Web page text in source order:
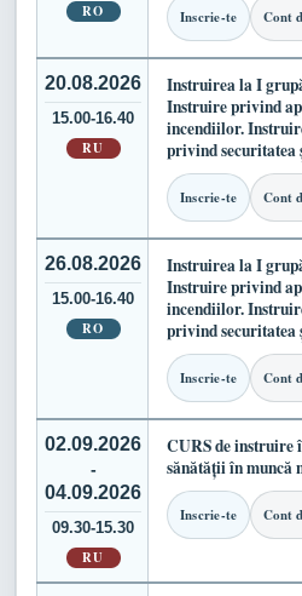
RO Inscrie-te Cont
20.08.2026
15.00-16.40
RU
Instruirea la I
Instruire privind
incendiilor.
privind securitatea
Inscrie-te Cont
26.08.2026
15.00-16.40
RO
Instruirea la I
Instruire privind
incendiilor.
privind securitatea
Inscrie-te Cont
02.09.2026
-
04.09.2026
09.30-15.30
RU
CURS de instruire
sănătății în
Inscrie-te Cont